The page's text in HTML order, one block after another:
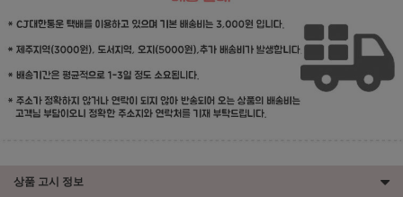
상품 고시 정보